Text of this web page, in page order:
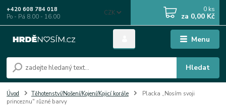
Menu
CZK
Hledat
+420 608 784 018
Po - Pá 8.00 - 16.00
0 ks
za 0,00 Kč
Úvod Těhotenství/Nošení/Kojení/Kojicí korále
Placka „Nosím svoji
princeznu" různé barvy